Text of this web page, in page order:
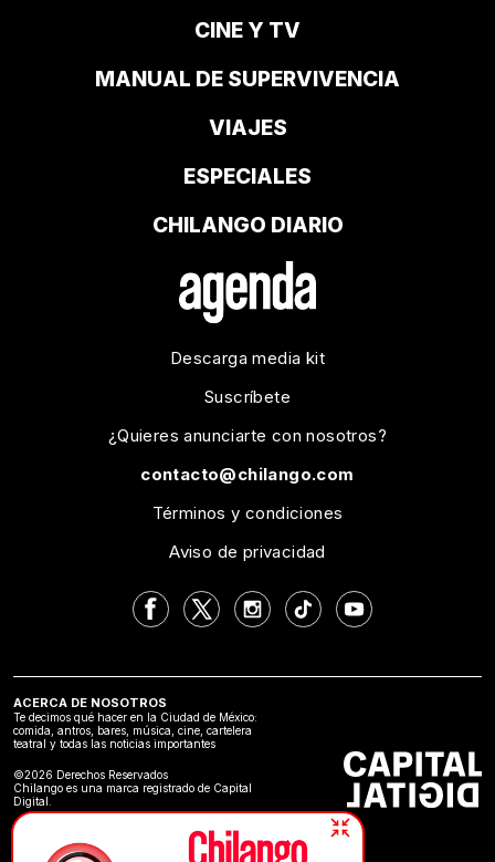
CINE Y TV
MANUAL DE SUPERVIVENCIA
VIAJES
ESPECIALES
CHILANGO DIARIO
Descarga media kit
Suscríbete
¿Quieres anunciarte con nosotros?
contacto@chilango.com
Términos y condiciones
Aviso de privacidad
ACERCA DE NOSOTROS
Te decimos qué hacer en la Ciudad de México:
comida, antros, bares, música, cine, cartelera
teatral y todas las noticias importantes
©2026 Derechos Reservados
Chilango es una marca registrado de Capital
Digital.